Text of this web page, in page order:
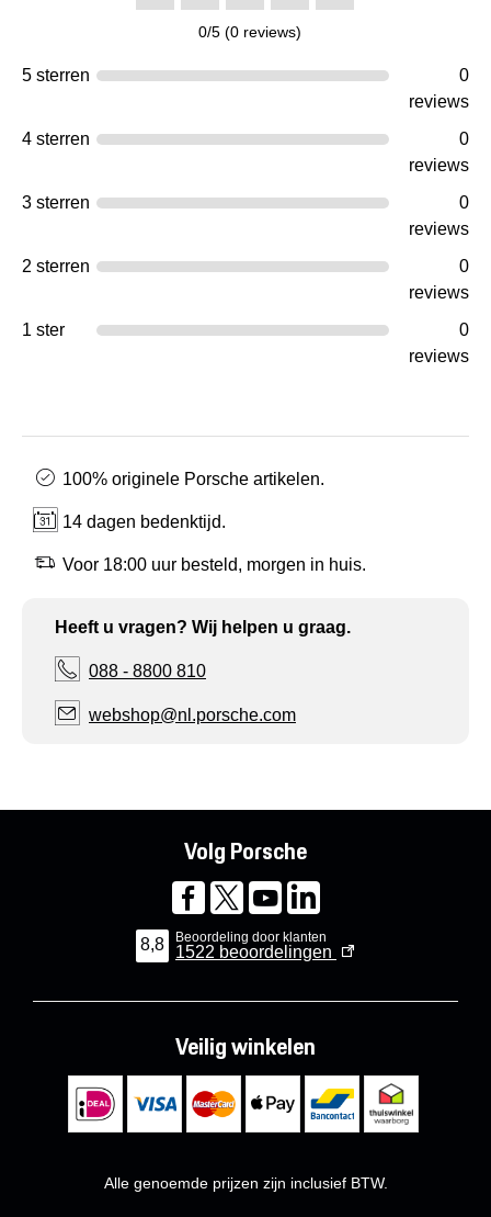
0/5 (0 reviews)
5 sterren
0
reviews
4 sterren
0
reviews
3 sterren
0
reviews
2 sterren
0
reviews
1 ster
0
reviews
100% originele Porsche artikelen.
14 dagen bedenktijd.
Voor 18:00 uur besteld, morgen in huis.
Heeft u vragen? Wij helpen u graag.
088 - 8800 810
webshop@nl.porsche.com
Volg Porsche
8,8 Beoordeling door klanten
1522 beoordelingen
Veilig winkelen
Alle genoemde prijzen zijn inclusief BTW.